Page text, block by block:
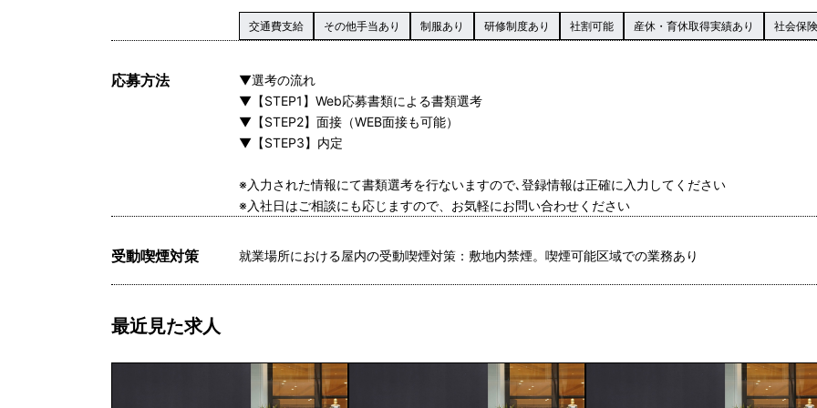
交通費支給 その他手当あり 制服あり 研修制度あり 社割可能 産休・育休取得実績あり 社会保険
応募方法
▼選考の流れ
▼【STEP1】Web応募書類による書類選考
▼【STEP2】面接（WEB面接も可能）
▼【STEP3】内定
※入力された情報にて書類選考を行ないますので､登録情報は正確に入力してください
※入社日はご相談にも応じますので、お気軽にお問い合わせください
受動喫煙対策 就業場所における屋内の受動喫煙対策：敷地内禁煙。喫煙可能区域での業務あり
最近見た求人